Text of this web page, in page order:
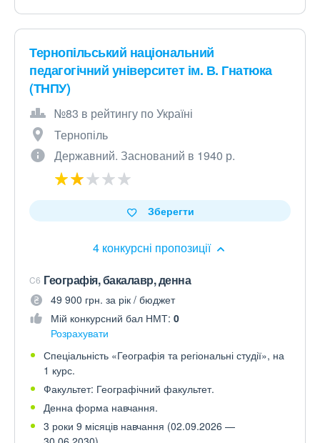
Тернопільський національний
педагогічний університет ім. В. Гнатюка
(ТНПУ)
№83 в рейтингу по Україні
Тернопіль
Державний. Заснований в 1940 р.
4 конкурсні пропозиції
Зберегти
C6 Географія, бакалавр, денна
49 900 грн. за рік / бюджет
Мій конкурсний бал НМТ: 0
Розрахувати
Спеціальність «Географія та регіональні студії», на
1 курс.
Факультет: Географічний факультет.
Денна форма навчання.
3 роки 9 місяців навчання (02.09.2026 —